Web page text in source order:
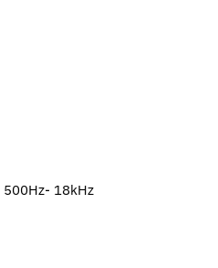
500Hz- 18kHz